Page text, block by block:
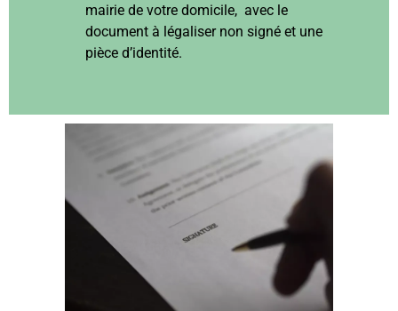
mairie de votre domicile, avec le
document à légaliser non signé et une
pièce d’identité.